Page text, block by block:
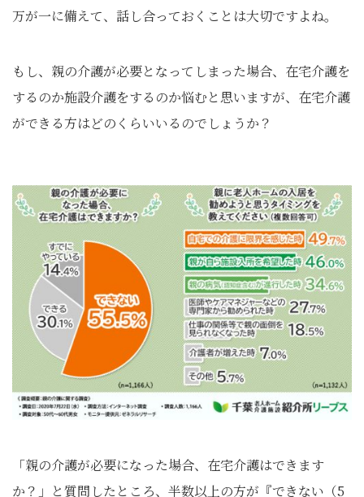
万が一に備えて、話し合っておくことは大切ですよね。
もし、親の介護が必要となってしまった場合、在宅介護を
するのか施設介護をするのか悩むと思いますが、在宅介護
ができる方はどのくらいいるのでしょうか？
「親の介護が必要になった場合、在宅介護はできます
か？」と質問したところ、半数以上の方が『できない（5